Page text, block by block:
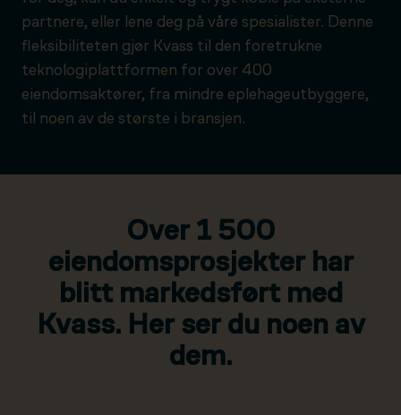
partnere, eller lene deg på våre spesialister. Denne
fleksibiliteten gjør Kvass til den foretrukne
teknologiplattformen for over 400
eiendomsaktører, fra mindre eplehageutbyggere,
til noen av de største i bransjen.
Over 1 500
eiendomsprosjekter har
blitt markedsført med
Kvass. Her ser du noen av
dem.